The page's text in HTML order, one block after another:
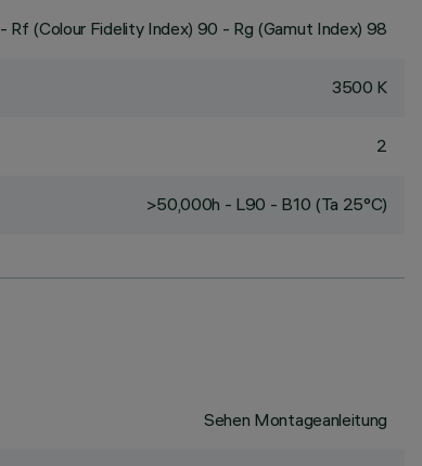
- Rf (Colour Fidelity Index) 90 - Rg (Gamut Index) 98
3500 K
2
>50,000h - L90 - B10 (Ta 25°C)
Sehen Montageanleitung